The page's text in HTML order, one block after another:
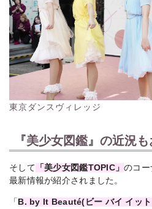
東京ダンスヴィレッジ
『美少女図鑑』の近況
そして 「美少女図鑑TOPIC」のコー
最新情報が紹介されました。
「 B. by It Beauté(ビー バイ イット